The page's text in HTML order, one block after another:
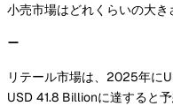
小売市場はどれくらいの大き
リテール市場は、2025年に
USD 41.8 Billionに達すると予